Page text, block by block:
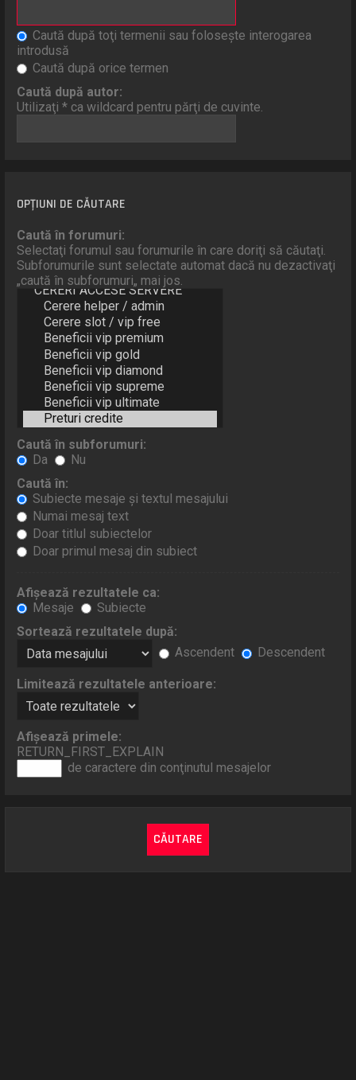
Caută după toţi termenii sau foloseşte interogarea
introdusă
Caută după orice termen
Caută după autor:
Utilizaţi * ca wildcard pentru părţi de cuvinte.
OPŢIUNI DE CĂUTARE
Caută în forumuri:
Selectaţi forumul sau forumurile în care doriţi să căutaţi.
Subforumurile sunt selectate automat dacă nu dezactivaţi
„caută în subforumuri„ mai jos.
Caută în subforumuri:
Da
Nu
Caută în:
Subiecte mesaje şi textul mesajului
Numai mesaj text
Doar titlul subiectelor
Doar primul mesaj din subiect
Afişează rezultatele ca:
Mesaje
Subiecte
Sortează rezultatele după:
Ascendent
Descendent
Limitează rezultatele anterioare:
Afişează primele:
RETURN_FIRST_EXPLAIN
de caractere din conţinutul mesajelor